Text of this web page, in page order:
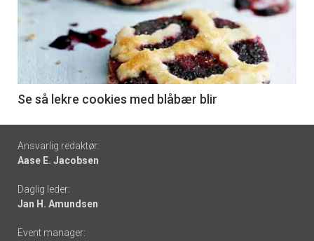
akkurat
nå
6
Se så lekre cookies med blåbær blir
Footer
-
links
Ansvarlig redaktør:
Aase E. Jacobsen
Daglig leder:
Jan H. Amundsen
Event manager: